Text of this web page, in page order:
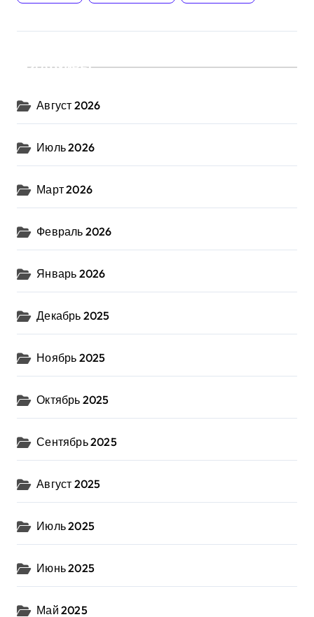
Архивы
Август 2026
Июль 2026
Март 2026
Февраль 2026
Январь 2026
Декабрь 2025
Ноябрь 2025
Октябрь 2025
Сентябрь 2025
Август 2025
Июль 2025
Июнь 2025
Май 2025